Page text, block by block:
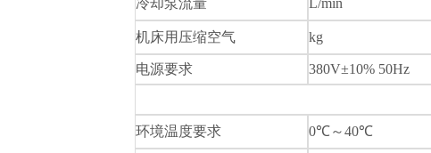
冷却泵流量 L/min
机床用压缩空气 kg
电源要求 380V±10% 50Hz
环境温度要求 0℃～40℃